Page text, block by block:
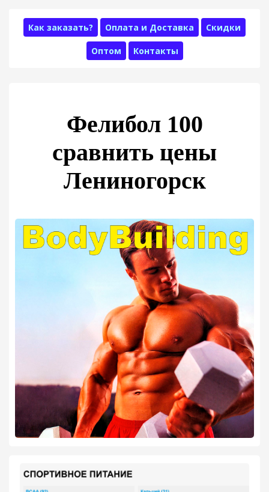
Как заказать? Оплата и Доставка Скидки
Оптом Контакты
Фелибол 100
сравнить цены
Лениногорск